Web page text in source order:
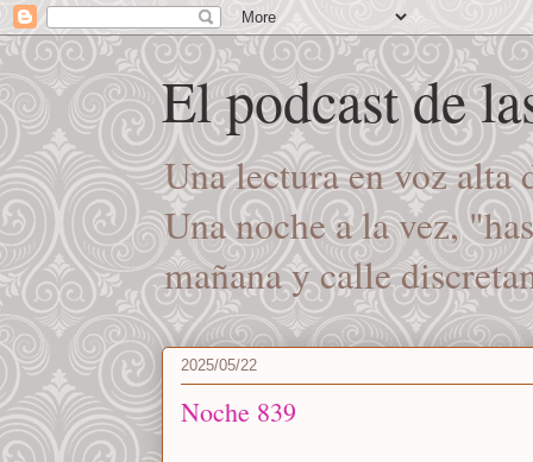
El podcast de
Una lectura en voz alta
Una noche a la vez,
mañana y calle
2025/05/22
Noche 839